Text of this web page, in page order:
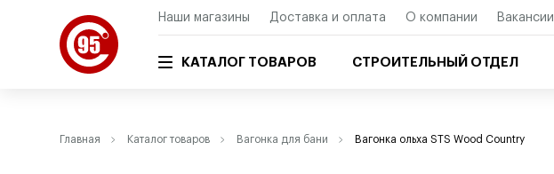
Наши магазины Доставка и оплата О компании Вакансии
КАТАЛОГ ТОВАРОВ СТРОИТЕЛЬНЫЙ ОТДЕЛ
Главная Каталог товаров Вагонка для бани Вагонка ольха STS Wood Country